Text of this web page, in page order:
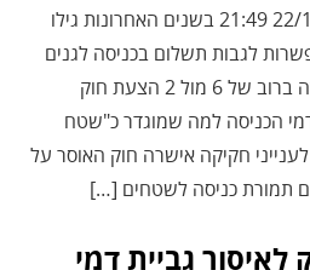
יואב כהן, גלי צה"ל 22/10/2006 21:49 בשנים האחרונות גילו
לגבות תשלום בכניסה לגנים
ציבוריים בשיטחן. היום עברה ברוב של 6 מול 2 הצעת חוק
הכניסה למה שמוגדר כ"שטח
חקיקה אישרה חוק האוסר על
תמורת כניסה לשטחים […]
גביית דמי